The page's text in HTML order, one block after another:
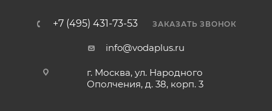
+7 (495) 431-73-53 ЗАКАЗАТЬ ЗВОНОК
info@vodaplus.ru
г. Москва, ул. Народного
Ополчения, д. 38, корп. 3